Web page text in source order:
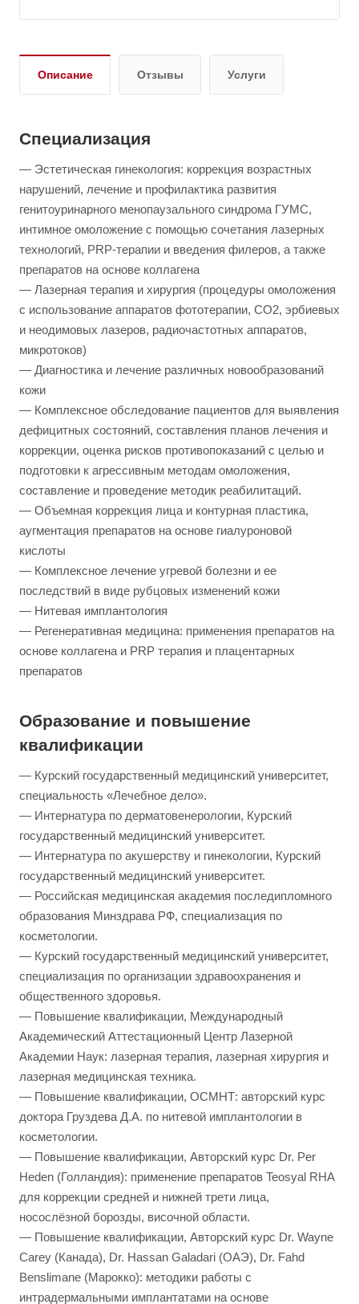
Описание Отзывы Услуги
Специализация
— Эстетическая гинекология: коррекция возрастных
нарушений, лечение и профилактика развития
генитоуринарного менопаузального синдрома ГУМС,
интимное омоложение с помощью сочетания лазерных
технологий, PRP-терапии и введения филеров, а также
препаратов на основе коллагена
— Лазерная терапия и хирургия (процедуры омоложения
с использование аппаратов фототерапии, CO2, эрбиевых
и неодимовых лазеров, радиочастотных аппаратов,
микротоков)
— Диагностика и лечение различных новообразований
кожи
— Комплексное обследование пациентов для выявления
дефицитных состояний, составления планов лечения и
коррекции, оценка рисков противопоказаний с целью и
подготовки к агрессивным методам омоложения,
составление и проведение методик реабилитаций.
— Объемная коррекция лица и контурная пластика,
аугментация препаратов на основе гиалуроновой
кислоты
— Комплексное лечение угревой болезни и ее
последствий в виде рубцовых изменений кожи
— Нитевая имплантология
— Регенеративная медицина: применения препаратов на
основе коллагена и PRP терапия и плацентарных
препаратов
Образование и повышение
квалификации
— Курский государственный медицинский университет,
специальность «Лечебное дело».
— Интернатура по дерматовенерологии, Курский
государственный медицинский университет.
— Интернатура по акушерству и гинекологии, Курский
государственный медицинский университет.
— Российская медицинская академия последипломного
образования Минздрава РФ, специализация по
косметологии.
— Курский государственный медицинский университет,
специализация по организации здравоохранения и
общественного здоровья.
— Повышение квалификации, Международный
Академический Аттестационный Центр Лазерной
Академии Наук: лазерная терапия, лазерная хирургия и
лазерная медицинская техника.
— Повышение квалификации, ОСМНТ: авторский курс
доктора Груздева Д.А. по нитевой имплантологии в
косметологии.
— Повышение квалификации, Авторский курс Dr. Per
Heden (Голландия): применение препаратов Teosyal RHA
для коррекции средней и нижней трети лица,
носослёзной борозды, височной области.
— Повышение квалификации, Авторский курс Dr. Wayne
Carey (Канада), Dr. Hassan Galadari (ОАЭ), Dr. Fahd
Benslimane (Марокко): методики работы с
интрадермальными имплантатами на основе